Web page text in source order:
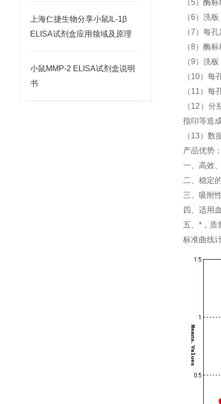
上海仁捷生物分享小鼠IL-1β
ELISA试剂盒应用领域及原理
小鼠MMP-2 ELISA试剂盒说明
书
（5）酶
（6）洗
（7）每
（8）酶
（9）洗
（10）
（11）
（12）
指印等造
（13）
产品优势
一、高效
二、稳定
三、吸附
四、适用
五、*，质
标准曲线